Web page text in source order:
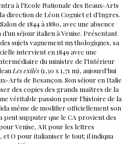
à l’Ecole Nationale des Beaux-Arts
direction de Léon Cogniet et d’Ingres.
de 1844 à 1880, avec une absence
séjour italien à Venise. Présentant
sujets vaguement mythologiques, sa
intervient en 1849 avec une
du ministre de l’Intérieur
Les exilés(1,30 x 1,71 m), aujourd’hui
Arts de Besançon. Son séjour en Italie
des copies des grands maîtres de la
véritable passion pour l’histoire de la
même de modifier officiellement son
peut supputer que le CA provient des
Venise, AR pour les lettres
O pour italianiser le tout; il indiqua